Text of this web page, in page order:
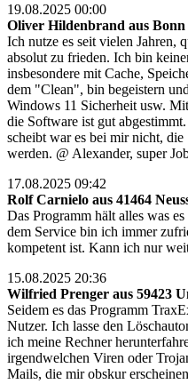
19.08.2025 00:00
Oliver Hildenbrand aus Bonn
Ich nutze es seit vielen Jahren,
absolut zu frieden. Ich bin
insbesondere mit Cache,
dem "Clean", bin begeistern
Windows 11 Sicherheit usw.
die Software ist gut
scheibt war es bei mir nicht, die
werden. @ Alexander, super
17.08.2025 09:42
Rolf Carnielo aus 41464
Das Programm hält alles was
dem Service bin ich immer
kompetent ist. Kann ich nur
15.08.2025 20:36
Wilfried Prenger aus 59423
Seidem es das Programm
Nutzer. Ich lasse den
ich meine Rechner
irgendwelchen Viren oder
Mails, die mir obskur